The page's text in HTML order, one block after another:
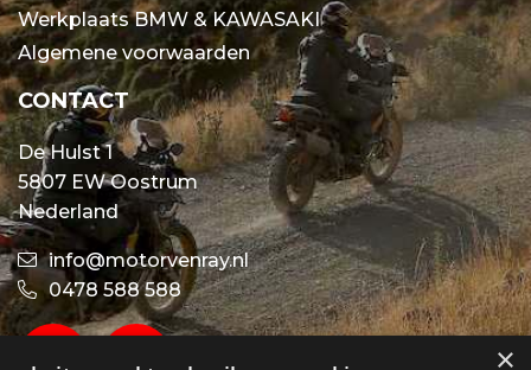
Werkplaats BMW & KAWASAKI
Algemene voorwaarden
CONTACT
De Hulst 1
5807 EW Oostrum
Nederland
info@motorvenray.nl
0478 588 588
×